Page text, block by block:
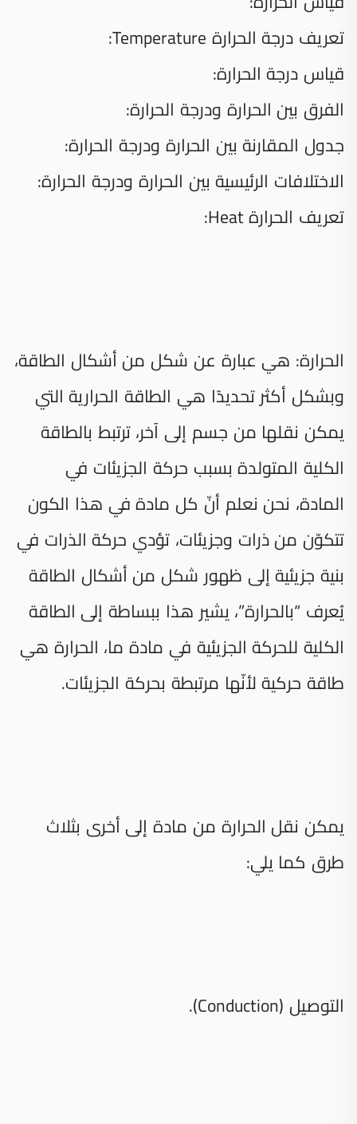
تعريف درجة الحرارة Temperature:
قياس درجة الحرارة:
الفرق بين الحرارة ودرجة الحرارة:
جدول المقارنة بين الحرارة ودرجة الحرارة:
الاختلافات الرئيسية بين الحرارة ودرجة الحرارة:
تعريف الحرارة Heat:
الحرارة: هي عبارة عن شكل من أشكال الطاقة،
وبشكل أكثر تحديدًا هي الطاقة الحرارية التي
يمكن نقلها من جسم إلى آخر، ترتبط بالطاقة
الكلية المتولدة بسبب حركة الجزيئات في
المادة، نحن نعلم أنّ كل مادة في هذا الكون
تتكوّن من ذرات وجزيئات، تؤدي حركة الذرات في
بنية جزيئية إلى ظهور شكل من أشكال الطاقة
يُعرف “بالحرارة”، يشير هذا ببساطة إلى الطاقة
الكلية للحركة الجزيئية في مادة ما، الحرارة هي
طاقة حركية لأنّها مرتبطة بحركة الجزيئات.
يمكن نقل الحرارة من مادة إلى أخرى بثلاث
طرق كما يلي:
التوصيل (Conduction).